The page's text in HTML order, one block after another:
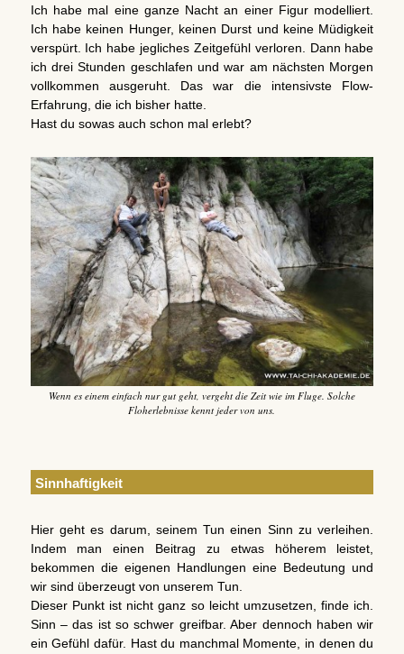
Ich habe mal eine ganze Nacht an einer Figur modelliert.
Ich habe keinen Hunger, keinen Durst und keine Müdigkeit
verspürt. Ich habe jegliches Zeitgefühl verloren. Dann habe
ich drei Stunden geschlafen und war am nächsten Morgen
vollkommen ausgeruht. Das war die intensivste Flow-
Erfahrung, die ich bisher hatte.
Hast du sowas auch schon mal erlebt?
Wenn es einem einfach nur gut geht, vergeht die Zeit wie im Fluge. Solche
Floherlebnisse kennt jeder von uns.
Sinnhaftigkeit
Hier geht es darum, seinem Tun einen Sinn zu verleihen.
Indem man einen Beitrag zu etwas höherem leistet,
bekommen die eigenen Handlungen eine Bedeutung und
wir sind überzeugt von unserem Tun.
Dieser Punkt ist nicht ganz so leicht umzusetzen, finde ich.
Sinn – das ist so schwer greifbar. Aber dennoch haben wir
ein Gefühl dafür. Hast du manchmal Momente, in denen du